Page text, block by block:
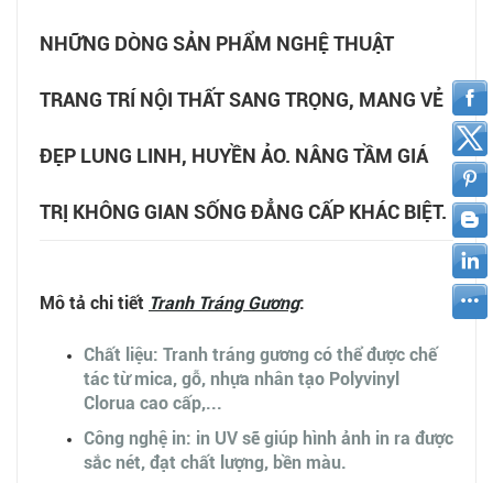
NHỮNG DÒNG SẢN PHẨM NGHỆ THUẬT
TRANG TRÍ NỘI THẤT SANG TRỌNG, MANG VẺ
ĐẸP LUNG LINH, HUYỀN ẢO. NÂNG TẦM GIÁ
TRỊ KHÔNG GIAN SỐNG ĐẲNG CẤP KHÁC BIỆT.
Mô tả chi tiết Tranh Tráng Gương:
Chất liệu: Tranh tráng gương có thể được chế
tác từ mica, gỗ, nhựa nhân tạo Polyvinyl
Clorua cao cấp,...
Công nghệ in: in UV sẽ giúp hình ảnh in ra được
sắc nét, đạt chất lượng, bền màu.